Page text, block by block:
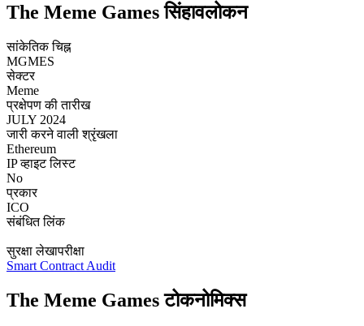
The Meme Games सिंहावलोकन
सांकेतिक चिह्न
MGMES
सेक्टर
Meme
प्रक्षेपण की तारीख
JULY 2024
जारी करने वाली श्रृंखला
Ethereum
IP व्हाइट लिस्ट
No
प्रकार
ICO
संबंधित लिंक
सुरक्षा लेखापरीक्षा
Smart Contract Audit
The Meme Games टोकनोमिक्स